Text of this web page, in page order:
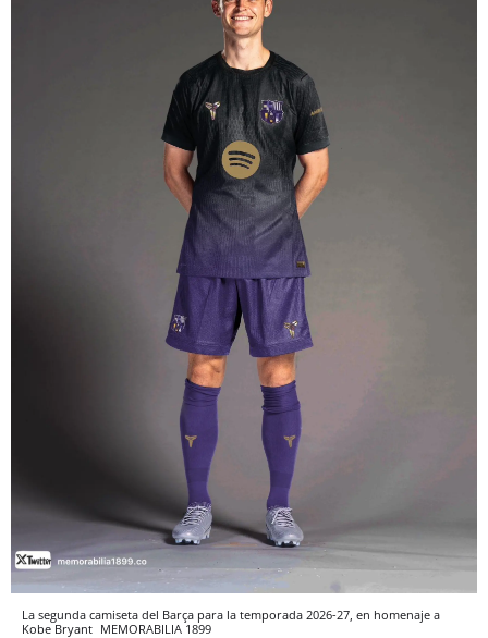
La segunda camiseta del Barça para la temporada 2026-27, en homenaje a
Kobe Bryant MEMORABILIA 1899